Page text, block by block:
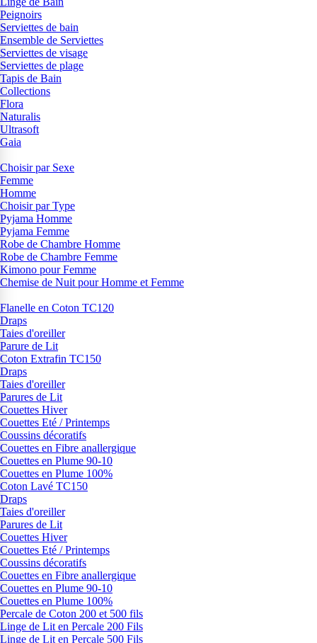
Peignoirs
Serviettes de bain
Ensemble de Serviettes
Serviettes de visage
Serviettes de plage
Tapis de Bain
Collections
Flora
Naturalis
Ultrasoft
Gaia
Choisir par Sexe
Femme
Homme
Choisir par Type
Pyjama Homme
Pyjama Femme
Robe de Chambre Homme
Robe de Chambre Femme
Kimono pour Femme
Chemise de Nuit pour Homme et Femme
Flanelle en Coton TC120
Draps
Taies d'oreiller
Parure de Lit
Coton Extrafin TC150
Draps
Taies d'oreiller
Parures de Lit
Couettes Hiver
Couettes Eté / Printemps
Coussins décoratifs
Couettes en Fibre anallergique
Couettes en Plume 90-10
Couettes en Plume 100%
Coton Lavé TC150
Draps
Taies d'oreiller
Parures de Lit
Couettes Hiver
Couettes Eté / Printemps
Coussins décoratifs
Couettes en Fibre anallergique
Couettes en Plume 90-10
Couettes en Plume 100%
Percale de Coton 200 et 500 fils
Linge de Lit en Percale 200 Fils
Linge de Lit en Percale 500 Fils